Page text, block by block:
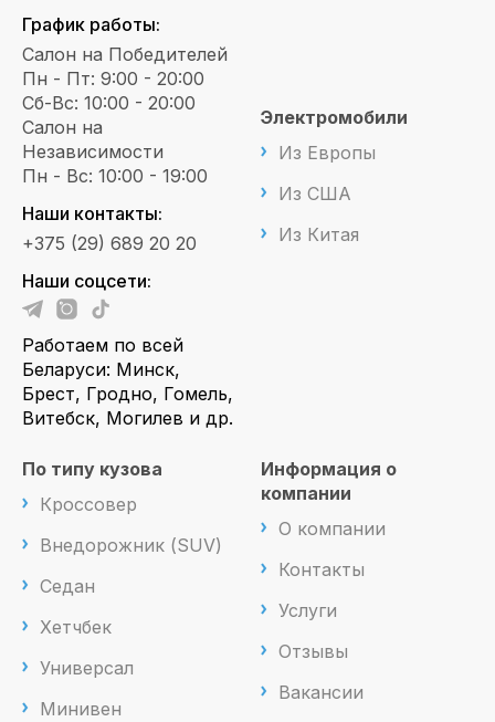
График работы:
Салон на Победителей
Пн - Пт: 9:00 - 20:00
Сб-Вс: 10:00 - 20:00
Салон на
Независимости
Пн - Вс: 10:00 - 19:00
Наши контакты:
+375 (29) 689 20 20
Наши соцсети:
Работаем по всей
Беларуси: Минск,
Брест, Гродно, Гомель,
Витебск, Могилев и др.
Электромобили
Из Европы
Из США
Из Китая
По типу кузова
Кроссовер
Внедорожник (SUV)
Седан
Хетчбек
Универсал
Минивен
Информация о
компании
О компании
Контакты
Услуги
Отзывы
Вакансии